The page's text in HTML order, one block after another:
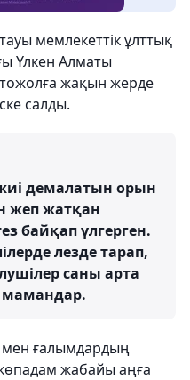
мемлекеттік ұлттық
Үлкен Алматы
жақын жерде
салды.
демалатын орын
жеп жатқан
байқап үлгерген.
лезде тарап,
саны арта
мамандар.
мен ғалымдардың
көпадам жабайы аңға